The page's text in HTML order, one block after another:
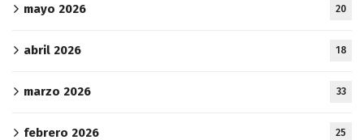
mayo 2026 20
abril 2026 18
marzo 2026 33
febrero 2026 25